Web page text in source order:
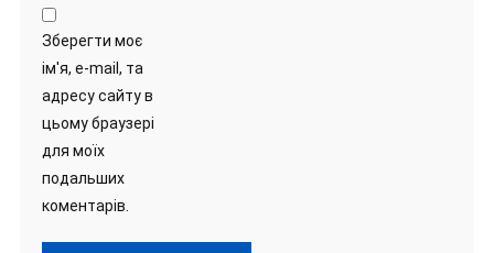
Зберегти моє
ім'я, e-mail, та
адресу сайту в
цьому браузері
для моїх
подальших
коментарів.